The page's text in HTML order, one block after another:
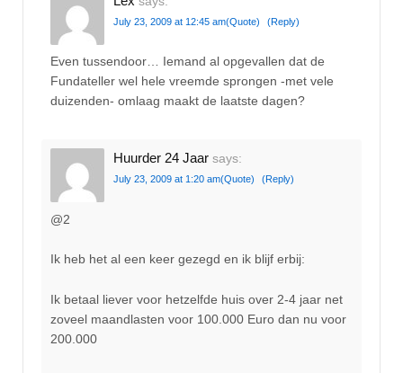
July 23, 2009 at 12:45 am(Quote) (Reply)
Even tussendoor… Iemand al opgevallen dat de
Fundateller wel hele vreemde sprongen -met vele
duizenden- omlaag maakt de laatste dagen?
Huurder 24 Jaar says:
July 23, 2009 at 1:20 am(Quote) (Reply)
@2
Ik heb het al een keer gezegd en ik blijf erbij:
Ik betaal liever voor hetzelfde huis over 2-4 jaar net
zoveel maandlasten voor 100.000 Euro dan nu voor
200.000